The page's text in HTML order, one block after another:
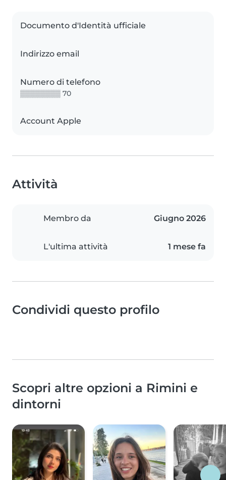
Documento d'Identità ufficiale
Indirizzo email
Numero di telefono
▒▒▒▒▒▒▒▒ 70
Account Apple
Attività
Membro da Giugno 2026
L'ultima attività 1 mese fa
Condividi questo profilo
Scopri altre opzioni a Rimini e
dintorni